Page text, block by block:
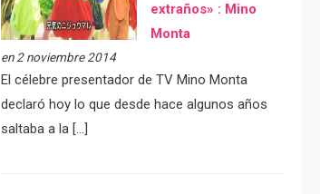
extraños» : Mino
Monta
en 2 noviembre 2014
El célebre presentador de TV Mino Monta
declaró hoy lo que desde hace algunos años
saltaba a la […]